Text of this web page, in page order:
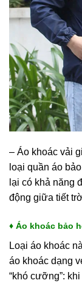
– Áo khoác vải
loại quần áo
lại có khả năng
động giữa tiết
♦ Áo khoác bảo
Loại áo khoác
áo khoác dạng
“khó cưỡng”: